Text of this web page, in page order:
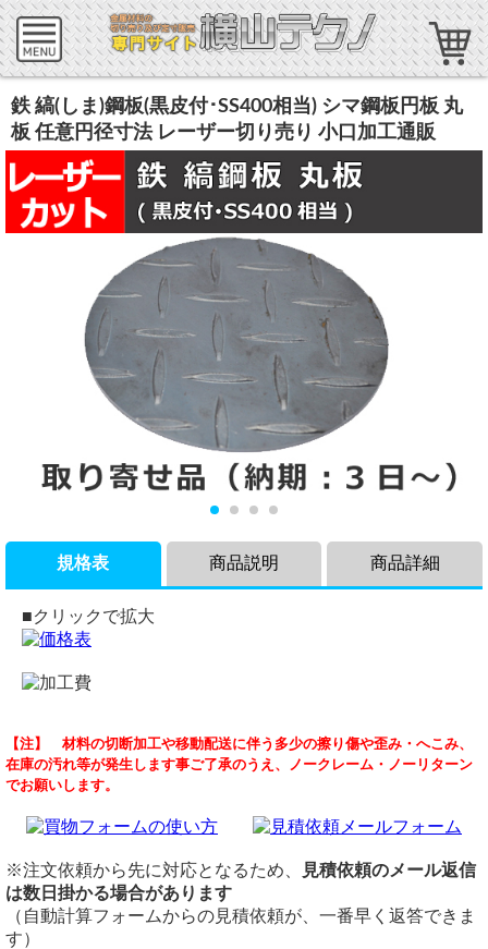
鉄 縞(しま)鋼板(黒皮付･SS400相当) シマ鋼板円板 丸
板 任意円径寸法 レーザー切り売り 小口加工通販
規格表
■クリックで拡大
商品説明
鉄製 縞(シマ)鋼板(黒皮付き･SS400相当) の希望板厚・任意円
径寸法での円板レーザーカット切り売り販売です。
丸溝や穴のふたに、マンホール代わりに。表面はすべり止め
縞仕様の板材で、乗っても滑りません。
複数枚のご注文の場合、カットする部分により黒皮色・質感
が違って見えるものがあります。
レーザーカット切断品は取り寄せとなりますので、板厚・サ
イズにもよりますが、納期はご注文確定から3日～7日（土日
祝除く）を要します。
商品詳細
鉄 縞(しま)鋼板(黒皮付･SS400相当) 円板 丸板
材質
鉄（スチール）縞鋼板・SS400相当品
切断
切断公差：±0.2mm ～ 0.3mm（板厚・切断サイズによる）
※レーザーカット切断品は取り寄せとなりますので、納期は
ご注文確定から数日（土日祝除く）を要します。
【注】 材料の切断加工や移動配送に伴う多少の擦り傷や歪み・へこみ、
在庫の汚れ等が発生します事ご了承のうえ、ノークレーム・ノーリターン
でお願いします。
※注文依頼から先に対応となるため、
見積依頼のメール返信
は数日掛かる場合があります
（自動計算フォームからの見積依頼が、一番早く返答できま
す）